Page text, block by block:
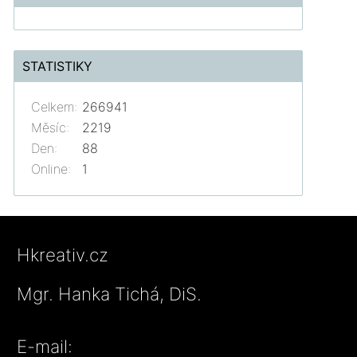
STATISTIKY
Online: 1
Celkem: 266941
Měsíc:
2219
Den:
88
Hkreativ.cz
Mgr. Hanka Tichá, DiS.
E-mail: